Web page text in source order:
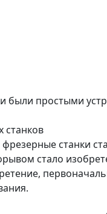
были простыми
станков
станки
стало